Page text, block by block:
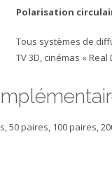
Polarisation
Tous systèmes de
TV 3D, cinémas « Real
50 paires, 100 paires,